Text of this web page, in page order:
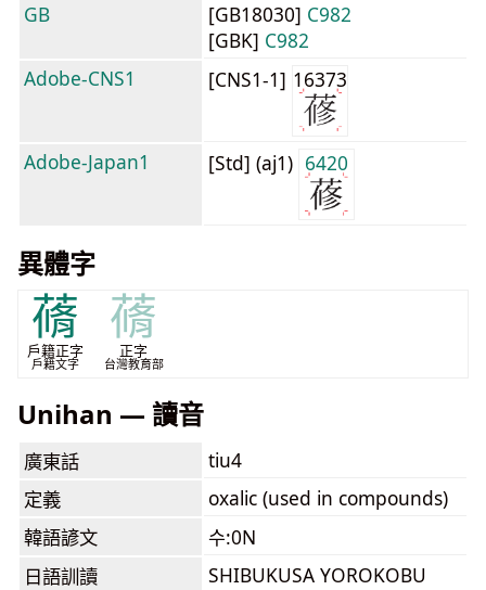
GB
[GB18030] C982
[GBK] C982
Adobe-CNS1
[CNS1-1] 16373
Adobe-Japan1 [Std] (aj1) 6420
異體字
蓨
戶籍正字
戶籍文字
蓨
正字
台灣教育部
Unihan — 讀音
廣東話
tiu4
定義
oxalic (used in compounds)
韓語諺文
수:0N
日語訓讀
SHIBUKUSA YOROKOBU